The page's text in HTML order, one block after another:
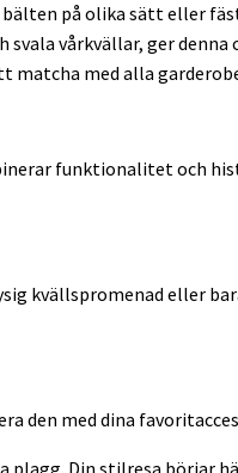
på olika sätt eller
vårkvällar, ger
matcha med alla
funktionalitet och
kvällspromenad eller
den med dina
plagg. Din stilresa börjar